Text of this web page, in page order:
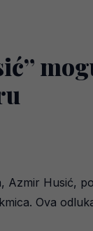
Azmir Husić,
Ova